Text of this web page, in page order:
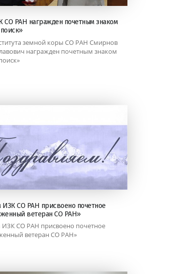
СО РАН награжден почетным знаком
земной коры СО РАН Смирнов
награжден почетным знаком
ИЗК СО РАН присвоено почетное
ветеран СО РАН»
ИЗК СО РАН присвоено почетное
ветеран СО РАН»